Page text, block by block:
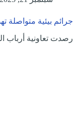
جرائم بيئية
رصدت تعاونية أرباب